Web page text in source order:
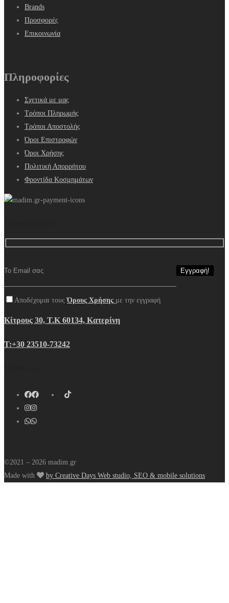
Brands
Προσφορές
Επικοινωνία
Πληροφορίες
Σχετικά με μας
Τρόποι Πληρωμής
Τρόποι Αποστολής
Όροι Επιστροφών
Όροι Χρήσης
Πολιτική Απορρήτου
Φροντίδα Κοσμημάτων
Αποδέχομαι τουςΌρους Χρήσης με την εγγραφή
Κίτρους 30, Τ.Κ 60134, Κατερίνη
Τ:+30 23510-73242
©2021 – 2026 madim.gr
Made with
by Creative Days Web studio, SEO & mobile solutions